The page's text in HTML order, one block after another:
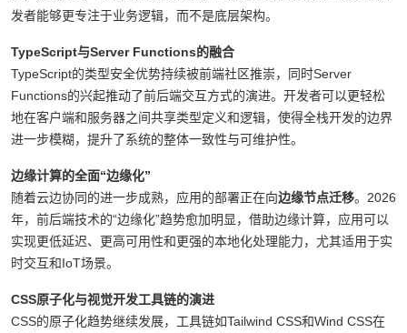
持，提供更统一、高效的开发体验。它们通过高度集成的生态，使开
TypeScript与Server Functions的融合
TypeScript的类型安全优势持续被前端社区推崇，同时Server
Functions的兴起推动了前后端交互方式的演进。开发者可以更轻松
地在客户端和服务器之间共享类型定义和逻辑，使得全栈开发的边界
边缘计算的全面“边缘化”
随着云边协同的进一步成熟，应用的部署正在向边缘节点迁移。2026
年，前后端技术的“边缘化”趋势愈加明显，借助边缘计算，应用可以
实现更低延迟、更高可用性和更强的本地化处理能力，尤其适用于实
CSS原子化与视觉开发工具链的演进